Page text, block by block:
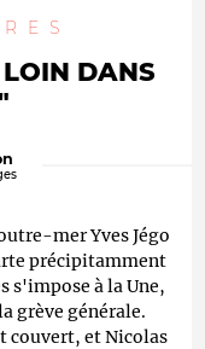
DANS
mer Yves Jégo
précipitamment
s'impose à la Une,
grève générale.
couvert, et Nicolas